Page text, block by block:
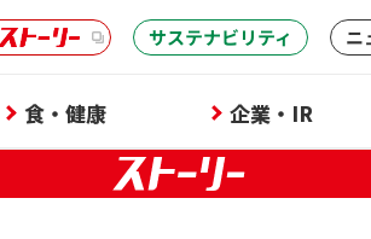
サステナビリティ ニ
食・健康 企業・IR